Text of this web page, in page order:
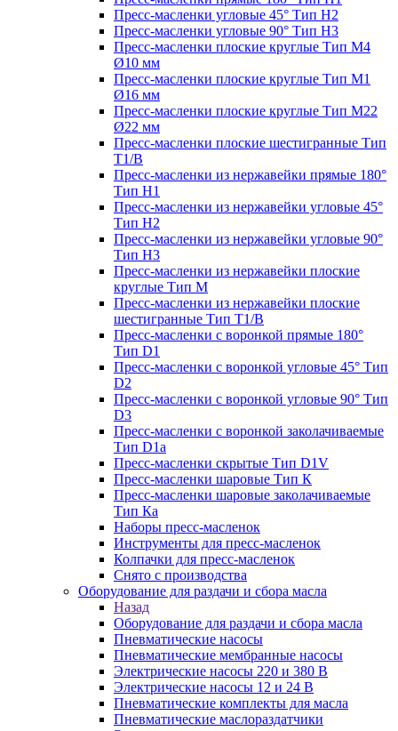
Пресс-масленки угловые 45° Тип H2
Пресс-масленки угловые 90° Тип H3
Пресс-масленки плоские круглые Тип M4
Ø10 мм
Пресс-масленки плоские круглые Тип M1
Ø16 мм
Пресс-масленки плоские круглые Тип M22
Ø22 мм
Пресс-масленки плоские шестигранные Тип
T1/B
Пресс-масленки из нержавейки прямые 180°
Тип H1
Пресс-масленки из нержавейки угловые 45°
Тип H2
Пресс-масленки из нержавейки угловые 90°
Тип H3
Пресс-масленки из нержавейки плоские
круглые Тип M
Пресс-масленки из нержавейки плоские
шестигранные Тип T1/B
Пресс-масленки с воронкой прямые 180°
Тип D1
Пресс-масленки с воронкой угловые 45° Тип
D2
Пресс-масленки с воронкой угловые 90° Тип
D3
Пресс-масленки с воронкой заколачиваемые
Тип D1a
Пресс-масленки скрытые Тип D1V
Пресс-масленки шаровые Тип К
Пресс-масленки шаровые заколачиваемые
Тип Кa
Наборы пресс-масленок
Инструменты для пресс-масленок
Колпачки для пресс-масленок
Снято с производства
Оборудование для раздачи и сбора масла
Назад
Оборудование для раздачи и сбора масла
Пневматические насосы
Пневматические мембранные насосы
Электрические насосы 220 и 380 В
Электрические насосы 12 и 24 В
Пневматические комплекты для масла
Пневматические маслораздатчики